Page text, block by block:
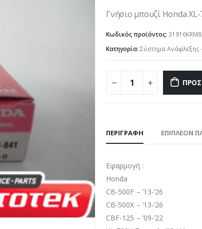
Γνήσιο μπουζί Honda
Κωδικός προϊόντος:
Κατηγορία: Σύστημα Ανάφλεξης
ΠΕΡΙΓΡΑΦΉ ΕΠΙΠΛΈΟΝ
Εφαρμογή :
Honda
CB-500F – ’13-’26
CB-500X – ’13-’26
CBF-125 – ’09-’22